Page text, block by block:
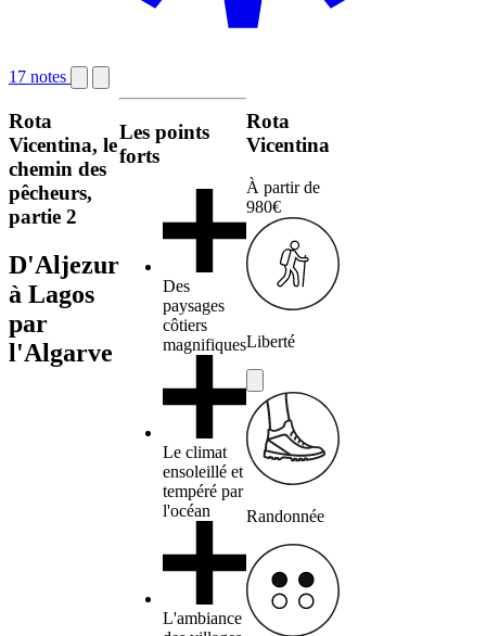
17 notes
Rota
Vicentina, le
chemin des
pêcheurs,
partie 2
D'Aljezur
à Lagos
par
l'Algarve
Les points
forts
Des
paysages
côtiers
magnifiques
Le climat
ensoleillé et
tempéré par
l'océan
L'ambiance
Rota
Vicentina
À partir de
980€
Liberté
Randonnée